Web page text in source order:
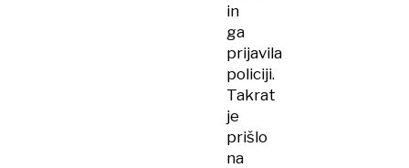
in
ga
prijavila
policiji.
Takrat
je
prišlo
na